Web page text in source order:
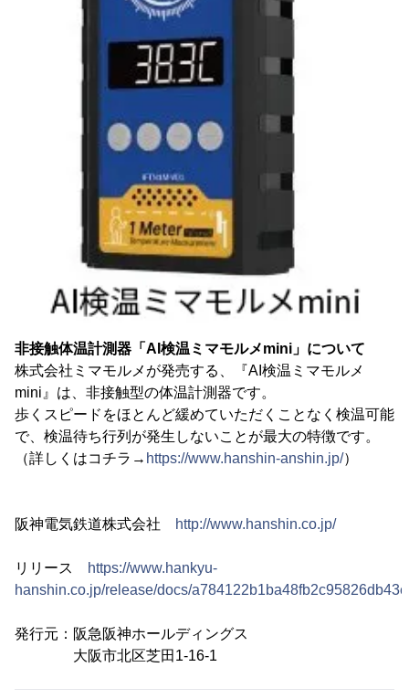
非接触体温計測器「AI検温ミマモルメmini」について
株式会社ミマモルメが発売する、『AI検温ミマモルメ
mini』は、非接触型の体温計測器です。
歩くスピードをほとんど緩めていただくことなく検温可能
で、検温待ち行列が発生しないことが最大の特徴です。
（詳しくはコチラ→ https://www.hanshin-anshin.jp/）
阪神電気鉄道株式会社 http://www.hanshin.co.jp/
リリース
https://www.hankyu-
hanshin.co.jp/release/docs/
発行元：阪急阪神ホールディングス
大阪市北区芝田1-16-1